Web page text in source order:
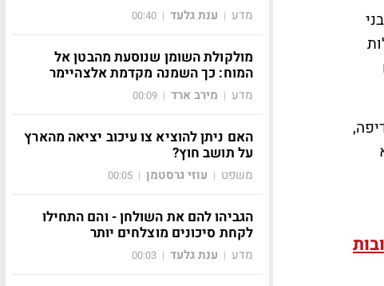
מדע | ענת גלעד |
00:40
מולקולת השומן שנוסעת מהבטן אל
המוח: כך השמנה מקדמת אלצהיימר
מדע | מירב ארד |
00:09
האם ניתן להוציא צו עיכוב יציאה מהארץ
על תושב חוץ?
משפט | עוזי גרסטמן |
00:05
הגביהו להם את השולחן - והם התחילו
לקחת סיכונים מוצלחים יותר
מדע | ענת גלעד |
00:03